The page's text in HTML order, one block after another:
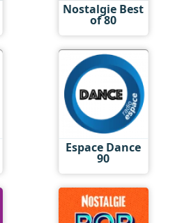
Nostalgie Best
of 80
Espace Dance
90